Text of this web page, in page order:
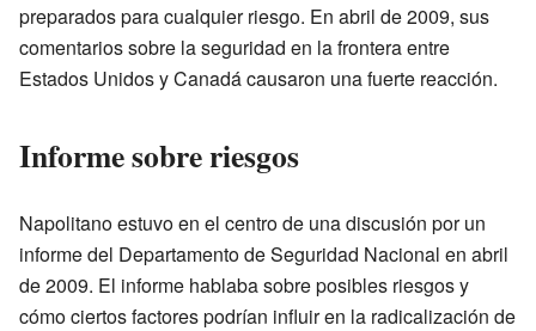
preparados para cualquier riesgo. En abril de 2009, sus
comentarios sobre la seguridad en la frontera entre
Estados Unidos y Canadá causaron una fuerte reacción.
Informe sobre riesgos
Napolitano estuvo en el centro de una discusión por un
informe del Departamento de Seguridad Nacional en abril
de 2009. El informe hablaba sobre posibles riesgos y
cómo ciertos factores podrían influir en la radicalización de